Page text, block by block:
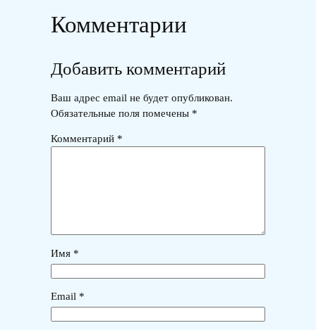
Комментарии
Добавить комментарий
Ваш адрес email не будет опубликован.
Обязательные поля помечены *
Комментарий *
Имя *
Email *